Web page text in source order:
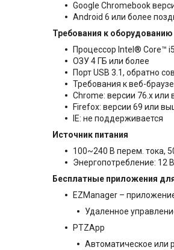
Google Chromebook
Android 6 или более
Требования к оборудованию
Процессор Intel® Core™
ОЗУ 4 ГБ или более
Порт USB 3.1, обратно
Требования к веб-
Chrome: версии 76.x или
Firefox: версии 69 или
IE: не поддерживается
Источник питания
100~240 В перем. тока,
Энергопотребление: 12
Бесплатные приложения
EZManager –
Удаленное
PTZApp
Автоматическое или